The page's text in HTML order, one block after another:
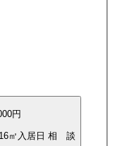
円
㎡ 入居日相 談